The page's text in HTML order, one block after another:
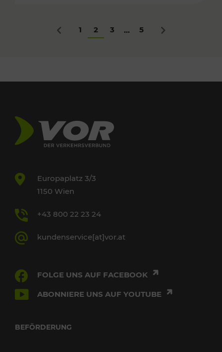
Zurück
1 2 3 ... 5 Nächstes
Europaplatz 3/3
1150 Wien
+43 800 22 23 24
kundenservice[at]vor.at
FOLGE UNS AUF FACEBOOK
ABONNIERE UNS AUF YOUTUBE
BEFÖRDERUNG